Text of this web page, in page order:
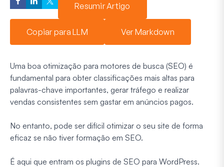
Resumir Artigo
Copiar para LLM Ver Markdown
Uma boa otimização para motores de busca (SEO) é
fundamental para obter classificações mais altas para
palavras-chave importantes, gerar tráfego e realizar
vendas consistentes sem gastar em anúncios pagos.
No entanto, pode ser difícil otimizar o seu site de forma
eficaz se não tiver formação em SEO.
É aqui que entram os plugins de SEO para WordPress.